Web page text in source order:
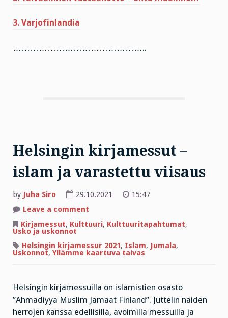
3. Varjofinlandia
………………………………………..
Helsingin kirjamessut –
islam ja varastettu viisaus
by Juha Siro 29.10.2021
15:47
Leave a comment
kirjamessut
ja
varastettu
Kirjamessut, Kulttuuri, Kulttuuritapahtumat,
Usko ja uskonnot
Helsingin kirjamessur 2021, Islam, Jumala,
Uskonnot, Yllämme kaartuva taivas
Helsingin kirjamessuilla on islamistien osasto
”Ahmadiyya Muslim Jamaat Finland”. Juttelin näiden
herrojen kanssa edellisillä, avoimilla messuilla ja